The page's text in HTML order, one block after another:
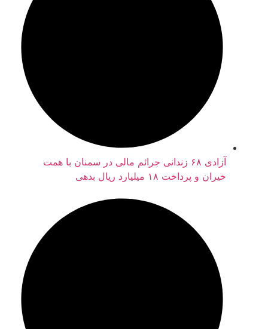
آزادی ۶۸ زندانی جرائم مالی در سمنان با همت
خیران و پرداخت ۱۸ میلیارد ریال بدهی